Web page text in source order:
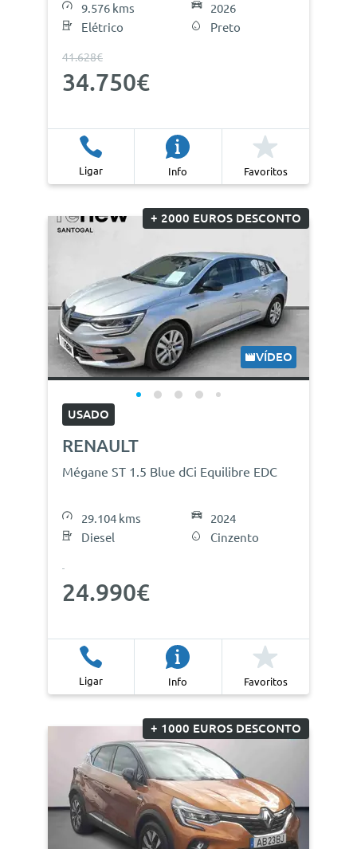
9.576 kms
Elétrico
2026
Preto
41.628€
34.750€
Ligar Info Favoritos
+ 2000 EUROS DESCONTO
VÍDEO
USADO
RENAULT
Mégane ST 1.5 Blue dCi Equilibre EDC
29.104 kms
Diesel
2024
Cinzento
24.990€
Ligar Info Favoritos
+ 1000 EUROS DESCONTO